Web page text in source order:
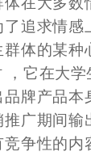
追求情感
体的某种
，它在大
牌产品本
广期间输
争性的内